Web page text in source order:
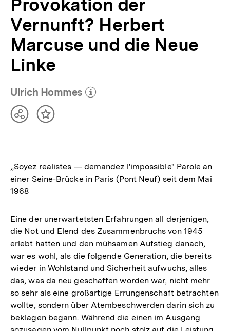
Provokation der
Vernunft? Herbert
Marcuse und die Neue
Linke
Ulrich Hommes
(Mehr zum Autor)
TeilenInhalt
„Soyez realistes — demandez l'impossible" Parole an
einer Seine-Brücke in Paris (Pont Neuf) seit dem Mai
1968
Eine der unerwartetsten Erfahrungen all derjenigen,
die Not und Elend des Zusammenbruchs von 1945
erlebt hatten und den mühsamen Aufstieg danach,
war es wohl, als die folgende Generation, die bereits
wieder in Wohlstand und Sicherheit aufwuchs, alles
das, was da neu geschaffen worden war, nicht mehr
so sehr als eine großartige Errungenschaft betrachten
wollte, sondern über Atembeschwerden darin sich zu
beklagen begann. Während die einen im Ausgang